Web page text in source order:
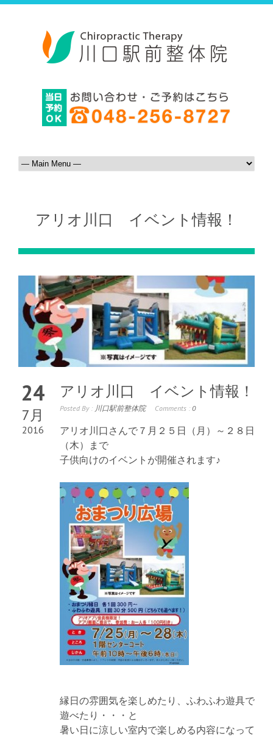
アリオ川口 イベント情報！
24
7月
2016
アリオ川口 イベント情報！
Posted By : 川口駅前整体院 Comments : 0
アリオ川口さんで７月２５日（月）～２８日
（木）まで
子供向けのイベントが開催されます♪
縁日の雰囲気を楽しめたり、ふわふわ遊具で
遊べたり・・・と
暑い日に涼しい室内で楽しめる内容になって